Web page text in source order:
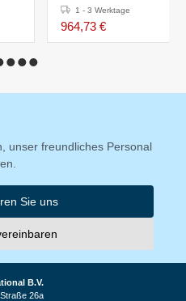
750x450x(h)375mm
1 - 3 Werktage
964,73 €
unser freundliches Personal
Sie uns
B.V.
26a